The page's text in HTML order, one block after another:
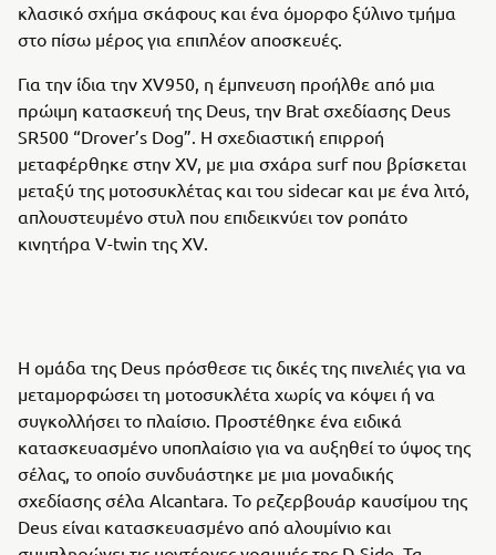
κλασικό σχήμα σκάφους και ένα όμορφο ξύλινο τμήμα
στο πίσω μέρος για επιπλέον αποσκευές.
Για την ίδια την XV950, η έμπνευση προήλθε από μια
πρώιμη κατασκευή της Deus, την Brat σχεδίασης Deus
SR500 “Drover’s Dog”. Η σχεδιαστική επιρροή
μεταφέρθηκε στην XV, με μια σχάρα surf που βρίσκεται
μεταξύ της μοτοσυκλέτας και του sidecar και με ένα λιτό,
απλουστευμένο στυλ που επιδεικνύει τον ροπάτο
κινητήρα V-twin της XV.
Η ομάδα της Deus πρόσθεσε τις δικές της πινελιές για να
μεταμορφώσει τη μοτοσυκλέτα χωρίς να κόψει ή να
συγκολλήσει το πλαίσιο. Προστέθηκε ένα ειδικά
κατασκευασμένο υποπλαίσιο για να αυξηθεί το ύψος της
σέλας, το οποίο συνδυάστηκε με μια μοναδικής
σχεδίασης σέλα Alcantara. Το ρεζερβουάρ καυσίμου της
Deus είναι κατασκευασμένο από αλουμίνιο και